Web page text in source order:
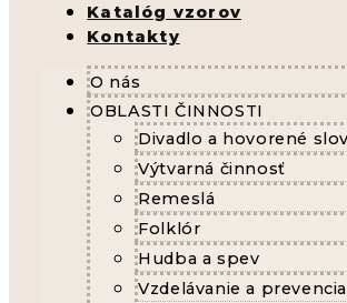
Katalóg vzorov
Kontakty
O nás
OBLASTI ČINNOSTI
Divadlo a hovorené
Výtvarná činnosť
Remeslá
Folklór
Hudba a spev
Vzdelávanie a prevencia